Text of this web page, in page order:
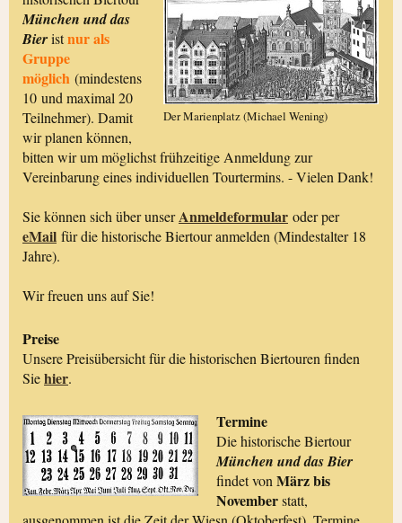
Der Marienplatz (Michael Wening)
München und das
Bieristnur als
Gruppe
möglich (mindestens
10 und maximal 20
Teilnehmer). Damit
wir planen können,
bitten wir um möglichst frühzeitige Anmeldung zur
Vereinbarung eines individuellen Tourtermins. - Vielen Dank!
Sie können sich über unserAnmeldeformular oder per
eMail für die historische Biertour anmelden (Mindestalter 18
Jahre).
Wir freuen uns auf Sie!
Preise
Unsere Preisübersicht für die historischen Biertouren finden
Siehier.
Termine
Die historische Biertour
München und das Bier
findet von März bis
Novemberstatt,